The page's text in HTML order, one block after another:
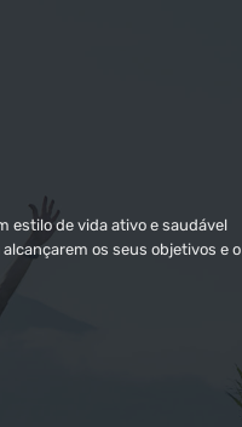
estilo de vida ativo e saudável
os seus objetivos e o